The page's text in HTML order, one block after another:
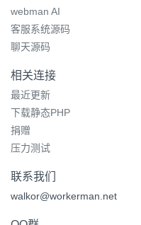
webman AI
客服系统源码
聊天源码
相关连接
最近更新
下载静态PHP
捐赠
压力测试
联系我们
walkor@workerman.net